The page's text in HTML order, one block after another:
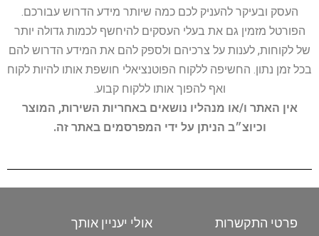
העסק ובעיקר להעניק לכם כמה שיותר מידע הדרוש עבורכם.
הפורטל מזמין גם את בעלי העסקים להיחשף לכמות גדולה יותר
של לקוחות, לענות על צרכיהם ולספק להם את המידע הדרוש להם
בכל זמן נתון. החשיפה ללקוח הפוטנציאלי חושפת אותו להיות לקוח
ואף להפוך אותו ללקוח קבוע.
אין האתר ו/או מנהליו נושאים באחריות השירות, המוצר
וכיוצ״ב הניתן על ידי המפרסמים באתר זה.
פרטי התקשרות אולי יעניין אותך